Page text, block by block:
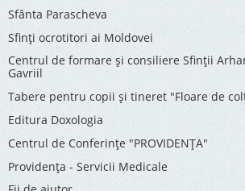
Sfânta Parascheva
Sfinți ocrotitori ai Moldovei
Centrul de formare și consiliere Sfinții
Gavriil
Tabere pentru copii şi tineret "Floare de
Editura Doxologia
Centrul de Conferinţe "PROVIDENŢA"
Providenţa - Servicii Medicale